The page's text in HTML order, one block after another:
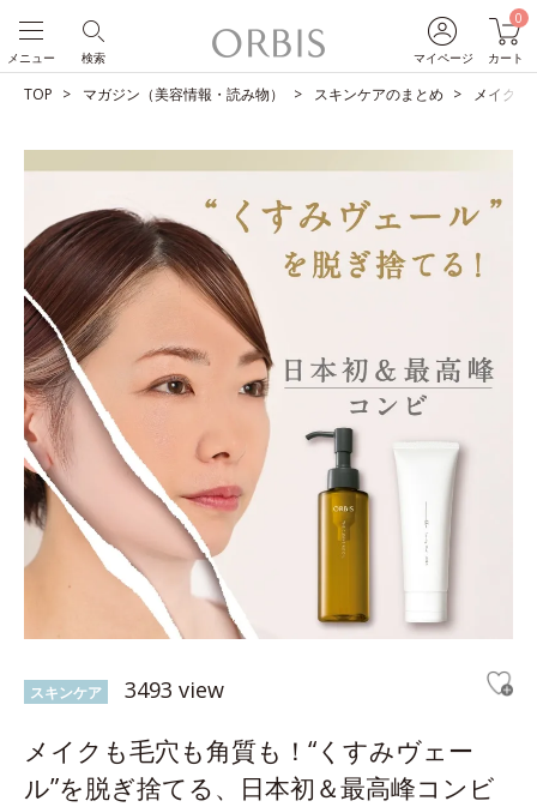
マイページ
0
カート
検索
メニュー
TOP マガジン（美容情報・読み物） スキンケアのまとめ メイクも
スキンケア 3493 view
メイクも毛穴も角質も！“くすみヴェー
ル”を脱ぎ捨てる、日本初＆最高峰コンビ